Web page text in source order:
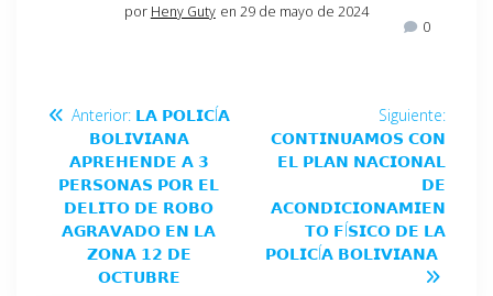
por Heny Guty en 29 de mayo de 2024
0
Anterior: 𝗟𝗔 𝗣𝗢𝗟𝗜𝗖Í𝗔
𝗕𝗢𝗟𝗜𝗩𝗜𝗔𝗡𝗔
𝗔𝗣𝗥𝗘𝗛𝗘𝗡𝗗𝗘 𝗔 𝟯
𝗣𝗘𝗥𝗦𝗢𝗡𝗔𝗦 𝗣𝗢𝗥 𝗘𝗟
𝗗𝗘𝗟𝗜𝗧𝗢 𝗗𝗘 𝗥𝗢𝗕𝗢
𝗔𝗚𝗥𝗔𝗩𝗔𝗗𝗢 𝗘𝗡 𝗟𝗔
𝗭𝗢𝗡𝗔 𝟭𝟮 𝗗𝗘
𝗢𝗖𝗧𝗨𝗕𝗥𝗘
Siguiente:
𝗖𝗢𝗡𝗧𝗜𝗡𝗨𝗔𝗠𝗢𝗦 𝗖𝗢𝗡
𝗘𝗟 𝗣𝗟𝗔𝗡 𝗡𝗔𝗖𝗜𝗢𝗡𝗔𝗟
𝗗𝗘
𝗔𝗖𝗢𝗡𝗗𝗜𝗖𝗜𝗢𝗡𝗔𝗠𝗜𝗘𝗡
𝗧𝗢 𝗙Í𝗦𝗜𝗖𝗢 𝗗𝗘 𝗟𝗔
𝗣𝗢𝗟𝗜𝗖Í𝗔 𝗕𝗢𝗟𝗜𝗩𝗜𝗔𝗡𝗔